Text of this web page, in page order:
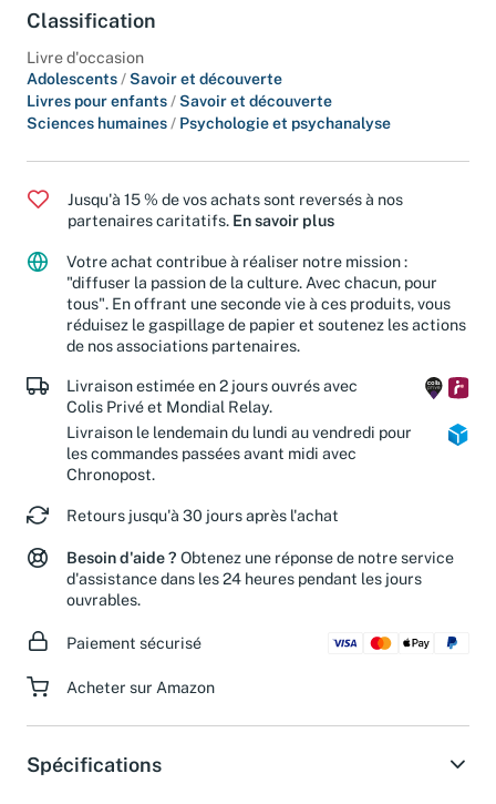
Classification
Livre d'occasion
Adolescents /Savoir et découverte
Livres pour enfants / Savoir et découverte
Jusqu'à 15 % de vos achats sont reversés à nos
partenaires caritatifs.
En savoir plus
Votre achat contribue à réaliser notre mission :
"diffuser la passion de la culture. Avec chacun, pour
tous". En offrant une seconde vie à ces produits, vous
réduisez le gaspillage de papier et soutenez les actions
de nos associations partenaires.
Livraison estimée en 2 jours ouvrés avec
Colis Privé et Mondial Relay.
Livraison le lendemain du lundi au vendredi pour
les commandes passées avant midi avec
Retours jusqu'à 30 jours après l'achat
Besoin d'aide ?Obtenez une réponse de notre service
d'assistance dans les 24 heures pendant les jours
Spécifications